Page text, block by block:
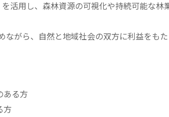
活用し、森林資源の可視化や持続可能な林
ながら、自然と地域社会の双方に利益をも
ある方
方